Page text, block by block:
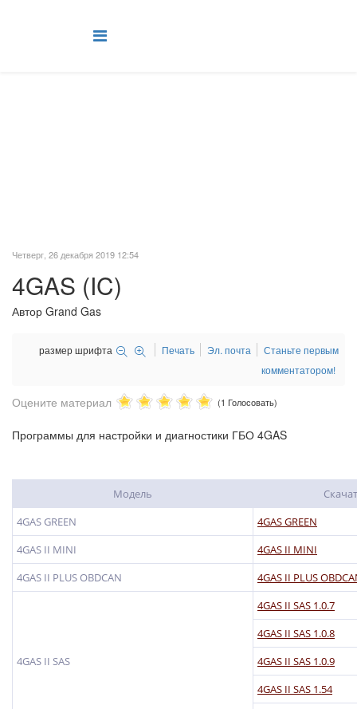
Четверг, 26 декабря 2019 12:54
4GAS (IC)
Автор Grand Gas
размер шрифта Печать Эл. почта
Станьте первым
комментатором!
Оцените материал (1 Голосовать)
Программы для настройки и диагностики ГБО 4GAS
Модель
4GAS GREEN
4GAS GREEN
4GAS II MINI
4GAS II MINI
4GAS II PLUS OBDCAN
4GAS II PLUS
4GAS II SAS
4GAS II SAS 1.0.7
4GAS II SAS 1.0.8
4GAS II SAS 1.0.9
4GAS II SAS 1.54